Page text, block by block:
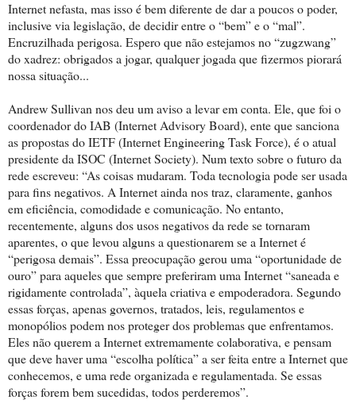
Internet nefasta, mas isso é bem diferente de dar a poucos o poder,
inclusive via legislação, de decidir entre o “bem” e o “mal”.
Encruzilhada perigosa. Espero que não estejamos no “zugzwang”
do xadrez: obrigados a jogar, qualquer jogada que fizermos piorará
nossa situação...
Andrew Sullivan nos deu um aviso a levar em conta. Ele, que foi o
coordenador do IAB (Internet Advisory Board), ente que sanciona
as propostas do IETF (Internet Engineering Task Force), é o atual
presidente da ISOC (Internet Society). Num texto sobre o futuro da
rede escreveu: “As coisas mudaram. Toda tecnologia pode ser usada
para fins negativos. A Internet ainda nos traz, claramente, ganhos
em eficiência, comodidade e comunicação. No entanto,
recentemente, alguns dos usos negativos da rede se tornaram
aparentes, o que levou alguns a questionarem se a Internet é
“perigosa demais”. Essa preocupação gerou uma “oportunidade de
ouro” para aqueles que sempre preferiram uma Internet “saneada e
rigidamente controlada”, àquela criativa e empoderadora. Segundo
essas forças, apenas governos, tratados, leis, regulamentos e
monopólios podem nos proteger dos problemas que enfrentamos.
Eles não querem a Internet extremamente colaborativa, e pensam
que deve haver uma “escolha política” a ser feita entre a Internet que
conhecemos, e uma rede organizada e regulamentada. Se essas
forças forem bem sucedidas, todos perderemos”.